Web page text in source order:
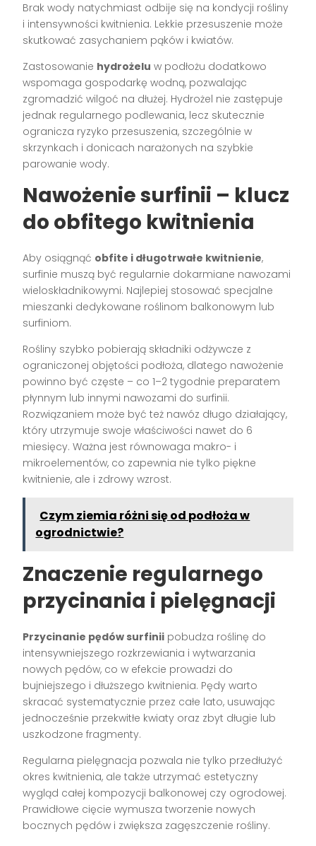
Brak wody natychmiast odbije się na kondycji rośliny
i intensywności kwitnienia. Lekkie przesuszenie może
skutkować zasychaniem pąków i kwiatów.
Zastosowanie hydrożelu w podłożu dodatkowo
wspomaga gospodarkę wodną, pozwalając
zgromadzić wilgoć na dłużej. Hydrożel nie zastępuje
jednak regularnego podlewania, lecz skutecznie
ogranicza ryzyko przesuszenia, szczególnie w
skrzynkach i donicach narażonych na szybkie
parowanie wody.
Nawożenie surfinii – klucz
do obfitego kwitnienia
Aby osiągnąć obfite i długotrwałe kwitnienie,
surfinie muszą być regularnie dokarmiane nawozami
wieloskładnikowymi. Najlepiej stosować specjalne
mieszanki dedykowane roślinom balkonowym lub
surfiniom.
Rośliny szybko pobierają składniki odżywcze z
ograniczonej objętości podłoża, dlatego nawożenie
powinno być częste – co 1–2 tygodnie preparatem
płynnym lub innymi nawozami do surfinii.
Rozwiązaniem może być też nawóz długo działający,
który utrzymuje swoje właściwości nawet do 6
miesięcy. Ważna jest równowaga makro- i
mikroelementów, co zapewnia nie tylko piękne
kwitnienie, ale i zdrowy wzrost.
Czym ziemia różni się od podłoża w
ogrodnictwie?
Znaczenie regularnego
przycinania i pielęgnacji
Przycinanie pędów surfinii pobudza roślinę do
intensywniejszego rozkrzewiania i wytwarzania
nowych pędów, co w efekcie prowadzi do
bujniejszego i dłuższego kwitnienia. Pędy warto
skracać systematycznie przez całe lato, usuwając
jednocześnie przekwitłe kwiaty oraz zbyt długie lub
uszkodzone fragmenty.
Regularna pielęgnacja pozwala nie tylko przedłużyć
okres kwitnienia, ale także utrzymać estetyczny
wygląd całej kompozycji balkonowej czy ogrodowej.
Prawidłowe cięcie wymusza tworzenie nowych
bocznych pędów i zwiększa zagęszczenie rośliny.